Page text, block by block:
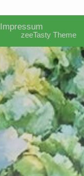
Impressum
zeeTasty Theme